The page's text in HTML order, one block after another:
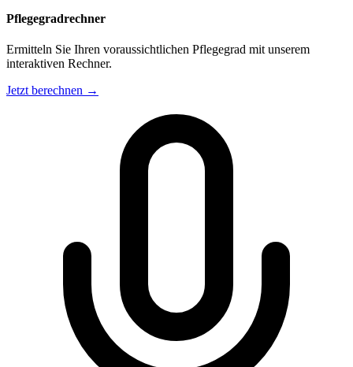
Pflegegradrechner
Ermitteln Sie Ihren voraussichtlichen Pflegegrad mit unserem
interaktiven Rechner.
Jetzt berechnen →